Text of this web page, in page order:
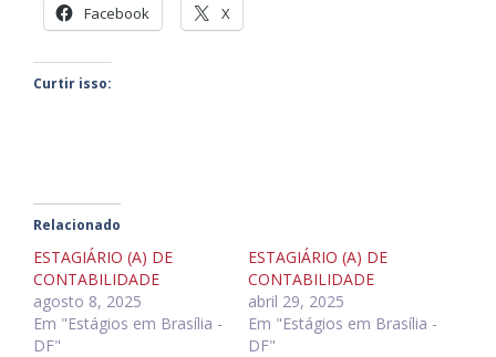
Facebook X
Curtir isso:
Relacionado
ESTAGIÁRIO (A) DE
CONTABILIDADE
agosto 8, 2025
Em "Estágios em Brasília -
DF"
ESTAGIÁRIO (A) DE
CONTABILIDADE
abril 29, 2025
Em "Estágios em Brasília -
DF"